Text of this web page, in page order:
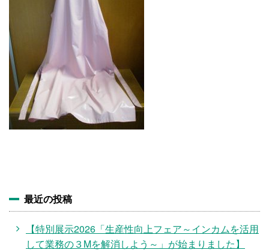
最近の投稿
【特別展示2026「生産性向上フェア～インカムを活用
して業務の３Mを解消しよう～」が始まりました】